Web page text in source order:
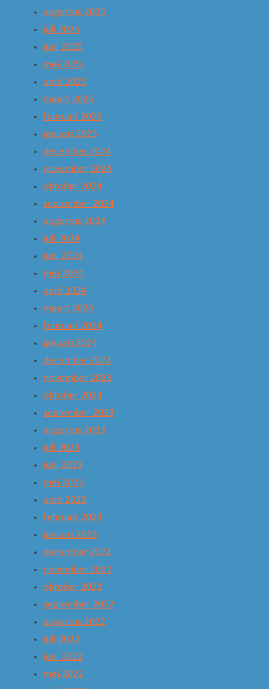
augustus 2025
juli 2025
juni 2025
mei 2025
april 2025
maart 2025
februari 2025
januari 2025
december 2024
november 2024
oktober 2024
september 2024
augustus 2024
juli 2024
juni 2024
mei 2024
april 2024
maart 2024
februari 2024
januari 2024
december 2023
november 2023
oktober 2023
september 2023
augustus 2023
juli 2023
juni 2023
mei 2023
april 2023
februari 2023
januari 2023
december 2022
november 2022
oktober 2022
september 2022
augustus 2022
juli 2022
juni 2022
mei 2022